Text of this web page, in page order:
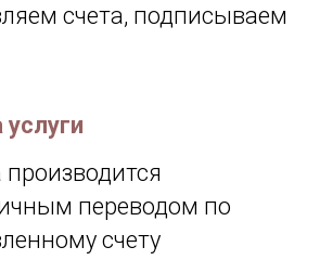
счета, подписываем
переводом по
счету